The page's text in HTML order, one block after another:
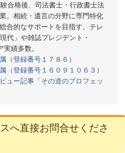
合格後、司法書士・行政書士法
。相続・遺言の分野に専門特化
合的なサポートを目指す。テレ
代」や雑誌プレジデント・
績多数。
（登録番号１７８６）
（登録番号１６０９１０６３）
ュー記事「その道のプロフェッ
へ直接お問合せくださ